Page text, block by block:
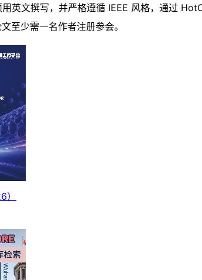
英文撰写，并严格遵循 IEEE 风格，通过
至少需一名作者注册参会。
）